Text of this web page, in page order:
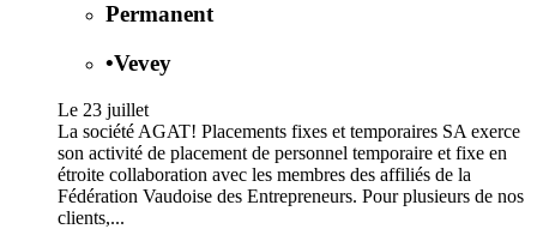
Permanent
•Vevey
Le 23 juillet
La société AGAT! Placements fixes et temporaires SA exerce
son activité de placement de personnel temporaire et fixe en
étroite collaboration avec les membres des affiliés de la
Fédération Vaudoise des Entrepreneurs. Pour plusieurs de nos
clients,...